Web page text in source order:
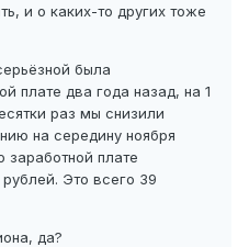
и о каких-то других тоже
была
плате два года назад, на 1
раз мы снизили
на середину ноября
заработной плате
Это всего 39
да?